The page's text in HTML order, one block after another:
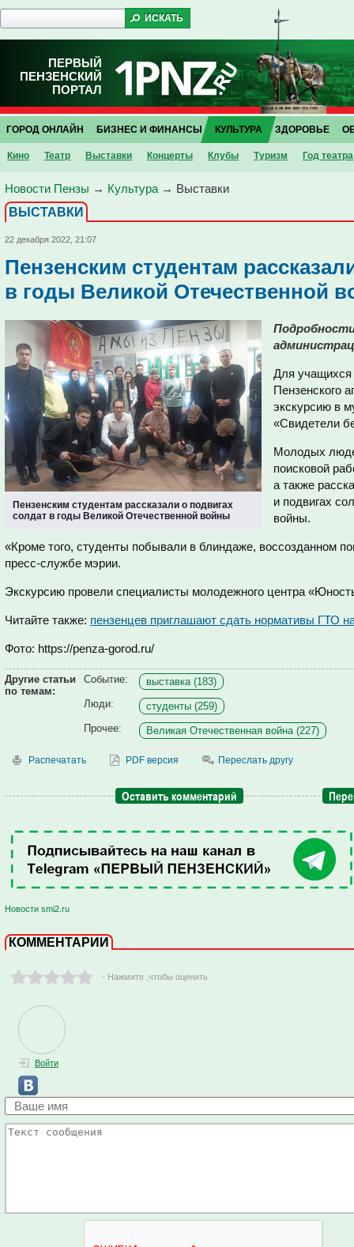
ПЕРВЫЙ
ПЕНЗЕНСКИЙ
ПОРТАЛ
ГОРОД ОНЛАЙН БИЗНЕС И ФИНАНСЫ КУЛЬТУРА
Кино Театр Выставки Концерты Клубы Туризм Год театра
ЗДОРОВЬЕ
Новости Пензы → Культура → Выставки
ВЫСТАВКИ
22 декабря 2022, 21:07
Пензенским студентам
в годы Великой Отечественной
Пензенским студентам рассказали о подвигах
солдат в годы Великой Отечественной войны
Для учащихся
Пензенского
экскурсию в
«Свидетели
Молодых
поисковой
а также
и подвигах
войны.
«Кроме того, студенты побывали в блиндаже, воссозданном
пресс-службе мэрии.
Экскурсию провели специалисты молодежного центра
Читайте также: пензенцев приглашают сдать нормативы ГТО
Фото: https://penza-gorod.ru/
Другие статьи
по темам:
Событие:
выставка (183)
Люди:
студенты (259)
Прочее:
Великая Отечественная война (227)
Распечатать PDF версия Переслать другу
Оставить комментарий
Новости smi2.ru
КОММЕНТАРИИ
- Нажмите ,чтобы оценить
Войти